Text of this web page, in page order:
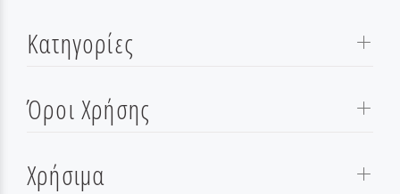
Κατηγορίες
Όροι Χρήσης
Χρήσιμα